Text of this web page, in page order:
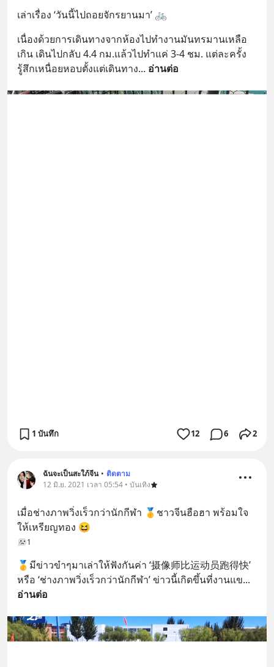
เล่าเรื่อง ‘วันนี้ไปถอยจักรยานมา’ 🚲
เนื่องด้วยการเดินทางจากห้องไปทำงานมันทรมานเหลือ
เกิน เดินไปกลับ 4.4 กม.แล้วไปทำแค่ 3-4 ชม. แต่ละครั้ง
รู้สึกเหนื่อยหอบตั้งแต่เดินทาง... อ่านต่อ
1 บันทึก 12 6 2
ฉันจะเป็นสะใภ้จีน • ติดตาม
12 มิ.ย. 2021 เวลา 05:54 • บันเทิง
เมื่อช่างภาพวิ่งเร็วกว่านักกีฬา 🥇ชาวจีนฮือฮา พร้อมใจ
ให้เหรียญทอง 😆
1
🥇มีข่าวขำๆมาเล่าให้ฟังกันค่า ‘摄像师比运动员跑得快’
หรือ ‘ช่างภาพวิ่งเร็วกว่านักกีฬา’ ข่าวนี้เกิดขึ้นที่งานแข
อ่านต่อ